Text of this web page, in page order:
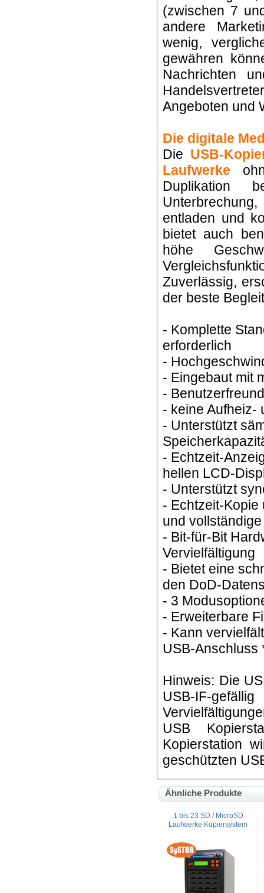
(zwischen 7
andere
wenig,
gewähren
Nachrichten
Angeboten und
Die digitale
Die USB-
Laufwerke
Duplikation
entladen und
bietet auch
höhe
Zuverlässig,
der beste
- Komplette
erforderlich
-
- Eingebaut mit
-
- keine Aufheiz-
- Unterstützt
- Echtzeit-
hellen LCD-
- Unterstützt
- Echtzeit-Kopie
und
- Bit-für-Bit
Vervielfältigung
- Bietet eine
den DoD-
- 3
- Erweiterbare
- Kann
USB-Anschluss
Hinweis: Die
USB-IF-
USB
Kopierstation
geschützten
Ähnliche Produkte
1 bis 23 SD / MicroSD
Laufwerke Kopiersystem